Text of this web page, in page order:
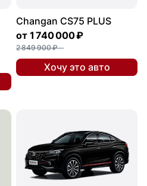
Changan CS75 PLUS
от 1 740 000 ₽
2 849 900 ₽
Хочу это авто